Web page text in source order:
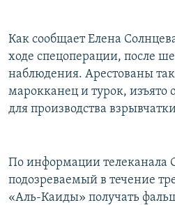
Как сообщает Елена
ходе спецоперации, после
наблюдения. Арестованы
марокканец и турок, изъято
для производства
По информации телеканала
подозреваемый в течение
«Аль-Каиды» получать